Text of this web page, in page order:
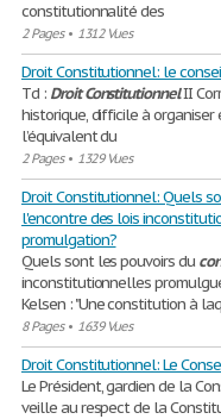
constitutionnalité des
2 Pages• 1312 Vues
Droit Constitutionnel: le
Td : DroitConstitutionnelII
historique, difficile à
l’équivalent du
2 Pages• 1329 Vues
Droit Constitutionnel: Quels
l'encontre des lois
promulgation?
Quels sont les pouvoirs du
inconstitutionnelles
Kelsen : "Une constitution à
8 Pages• 1639 Vues
Droit Constitutionnel: Le
Le Président, gardien de la
veille au respect de la